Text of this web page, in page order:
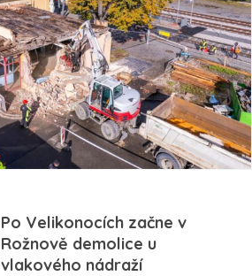
Po Velikonocích začne v
Rožnově demolice u
vlakového nádraží